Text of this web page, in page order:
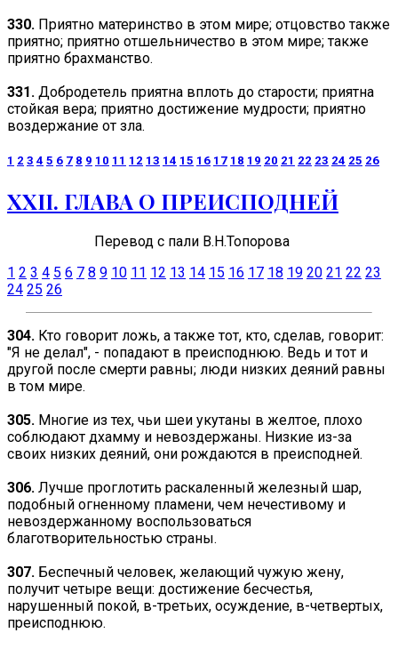
330. Приятно материнство в этом мире; отцовство также
приятно; приятно отшельничество в этом мире; также
приятно брахманство.
331. Добродетель приятна вплоть до старости; приятна
стойкая вера; приятно достижение мудрости; приятно
воздержание от зла.
1 2 3 4 5 6 7 8 9 10 11 12 13 14 15 16 17 18 19 20 21 22 23 24 25 26
ХХII. ГЛАВА О ПРЕИСПОДНЕЙ
Перевод с пали В.Н.Топорова
1 2 3 4 5 6 7 8 9 10 11 12 13 14 15 16 17 18 19 20 21 22 23
24 25 26
304. Кто говорит ложь, а также тот, кто, сделав, говорит:
"Я не делал", - попадают в преисподнюю. Ведь и тот и
другой после смерти равны; люди низких деяний равны
в том мире.
305. Многие из тех, чьи шеи укутаны в желтое, плохо
соблюдают дхамму и невоздержаны. Низкие из-за
своих низких деяний, они рождаются в преисподней.
306. Лучше проглотить раскаленный железный шар,
подобный огненному пламени, чем нечестивому и
невоздержанному воспользоваться
благотворительностью страны.
307. Беспечный человек, желающий чужую жену,
получит четыре вещи: достижение бесчестья,
нарушенный покой, в-третьих, осуждение, в-четвертых,
преисподнюю.